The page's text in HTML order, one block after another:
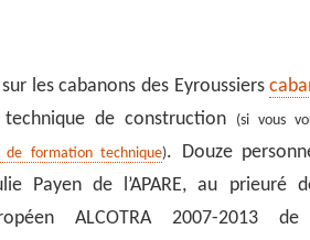
les cabanons des Eyroussiers
de construction
(si vous
de formation technique). Douze
Payen de l’APARE, au prieuré
ALCOTRA 2007-2013 de